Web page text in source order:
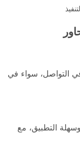
التواصل، سواء في
التطبيق، مع